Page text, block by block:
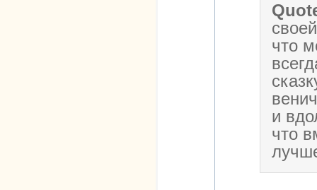
что
и
что